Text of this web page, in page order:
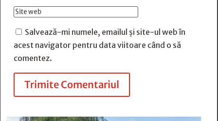
Salvează-mi numele, emailul și site-ul web în
acest navigator pentru data viitoare când o să
comentez.
Trimite Comentariul